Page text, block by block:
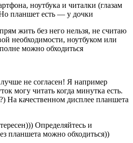
ноутбука и читалки (глазам
планшет есть — у дочки
жить без него нельзя, не считаю
необходимости, ноутбуком или
можно обходиться
не согласен! Я например
могу читать когда минутка есть.
На качественном дисплее планшета
Определяйтесь и
планшета можно обходиться))